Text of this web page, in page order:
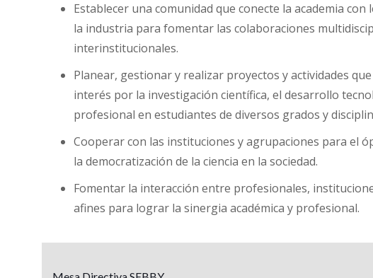
Establecer una comunidad que conecte la academia con
la industria para fomentar las colaboraciones
interinstitucionales.
Planear, gestionar y realizar proyectos y actividades
interés por la investigación científica, el desarrollo
profesional en estudiantes de diversos grados y
Cooperar con las instituciones y agrupaciones para el
la democratización de la ciencia en la sociedad.
Fomentar la interacción entre profesionales,
afines para lograr la sinergia académica y profesional.